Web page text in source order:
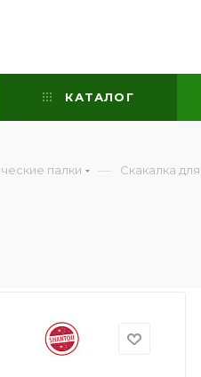
КАТАЛОГ
палки — Скакалка